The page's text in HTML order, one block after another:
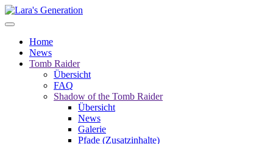
Home
News
Tomb Raider
Übersicht
FAQ
Shadow of the Tomb Raider
Übersicht
News
Galerie
Pfade (Zusatzinhalte)